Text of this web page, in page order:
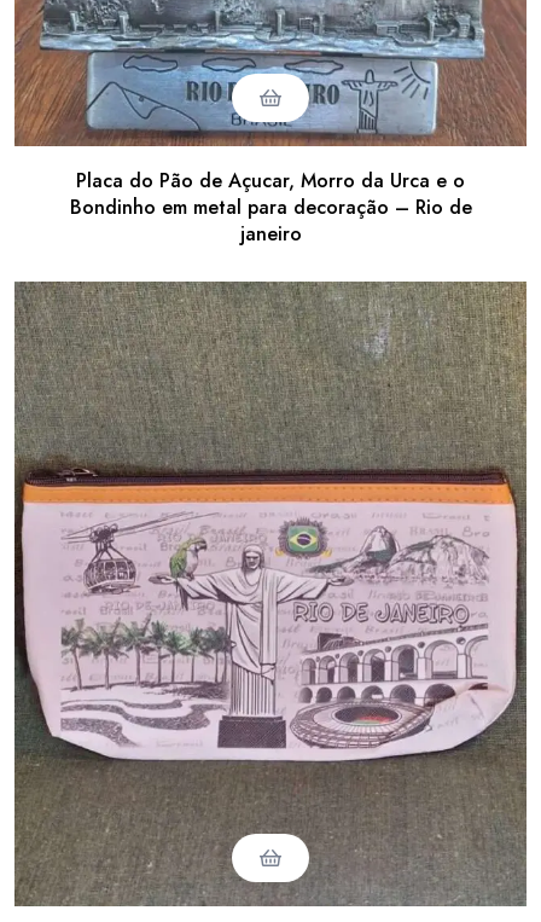
Placa do Pão de Açucar, Morro da Urca e o
Bondinho em metal para decoração – Rio de
janeiro